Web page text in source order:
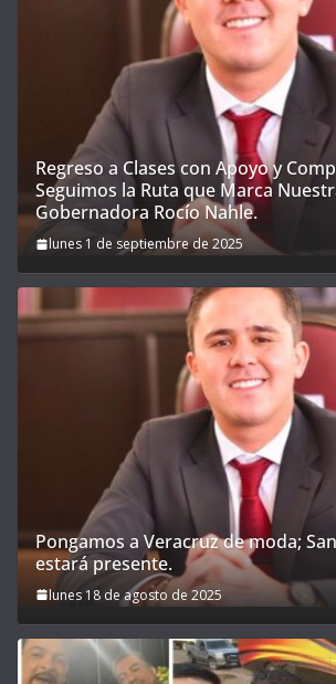
Regreso a Clases con Apoyo y
Seguimos la Ruta que Marca
Gobernadora Rocío Nahle.
lunes 1 de septiembre de 2025
Pongamos a Veracruz de moda;
estará presente.
lunes 18 de agosto de 2025